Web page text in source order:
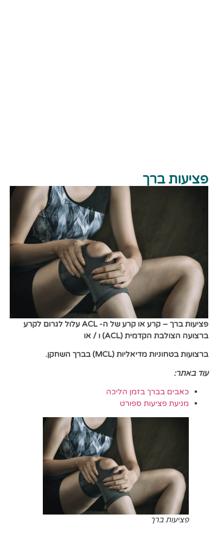
פציעות ברך
פציעות ברך – קרע או קרע של ה- ACL
עלול לגרום לקרע
ברצועה הצולבת הקדמית (ACL) ו / או
ברצועות בטחוניות מדיאליות (MCL) בברך השחקן.
עוד באתר:
כאבים בברך בזמן הליכה
מניעת פציעות ספורט
פציעות ברך